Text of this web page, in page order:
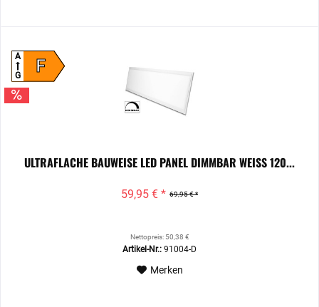
F
A
G
ULTRAFLACHE BAUWEISE LED PANEL DIMMBAR WEISS 120...
69,95 € *
59,95 € *
Nettopreis: 50,38 €
Artikel-Nr.: 91004-D
Merken